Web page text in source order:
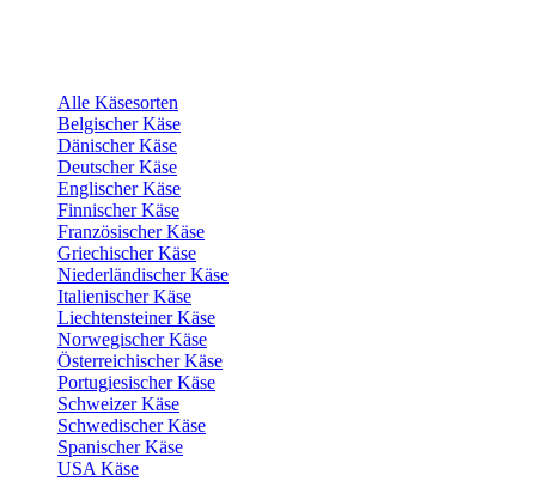
Alle Käsesorten
Belgischer Käse
Dänischer Käse
Deutscher Käse
Englischer Käse
Finnischer Käse
Französischer Käse
Griechischer Käse
Niederländischer Käse
Italienischer Käse
Liechtensteiner Käse
Norwegischer Käse
Österreichischer Käse
Portugiesischer Käse
Schweizer Käse
Schwedischer Käse
Spanischer Käse
USA Käse